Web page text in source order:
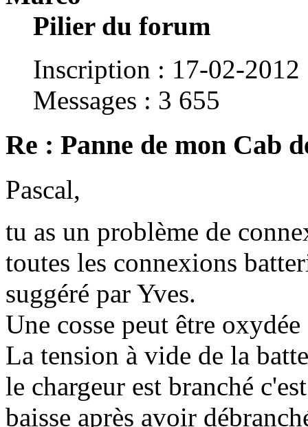
Pilier du forum
Inscription : 17-02-2012
Messages : 3 655
Re : Panne de mon Cab
Pascal,
tu as un problème de
toutes les connexions
suggéré par Yves.
Une cosse peut être
La tension à vide de la
le chargeur est branché
baisse après avoir